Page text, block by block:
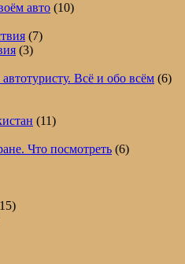
авто (10)
(7)
(3)
Всё и обо всём (6)
(11)
Что посмотреть (6)